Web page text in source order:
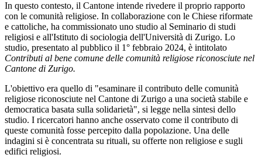
In questo contesto, il Cantone intende rivedere il proprio rapporto
con le comunità religiose. In collaborazione con le Chiese riformate
e cattoliche, ha commissionato uno studio al Seminario di studi
religiosi e all'Istituto di sociologia dell'Università di Zurigo. Lo
studio, presentato al pubblico il 1° febbraio 2024, è intitolato
Contributi al bene comune delle comunità religiose riconosciute nel
Cantone di Zurigo.
L'obiettivo era quello di "esaminare il contributo delle comunità
religiose riconosciute nel Cantone di Zurigo a una società stabile e
democratica basata sulla solidarietà", si legge nella sintesi dello
studio. I ricercatori hanno anche osservato come il contributo di
queste comunità fosse percepito dalla popolazione. Una delle
indagini si è concentrata su rituali, su offerte non religiose e sugli
edifici religiosi.